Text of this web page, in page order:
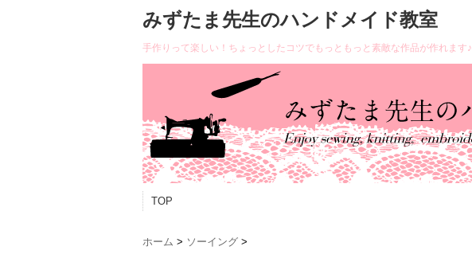
みずたま先生のハンドメイド教室
手作りって楽しい！ちょっとしたコツでもっともっと素敵な作品が作れます♪
TOP
ホーム > ソーイング >